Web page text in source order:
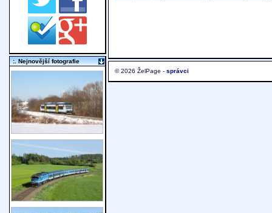
© 2026 ŽelPage - správci
:. Nejnovější fotografie